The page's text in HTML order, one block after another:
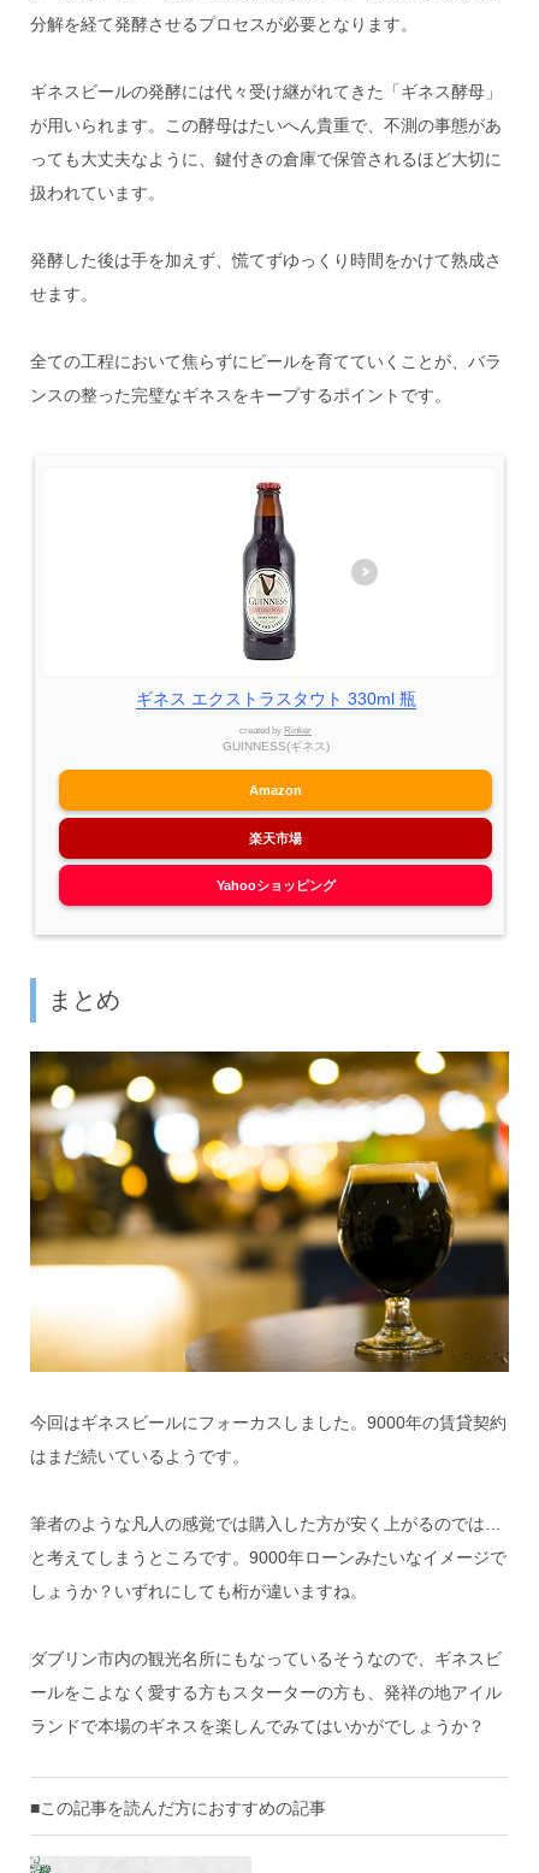
分解を経て発酵させるプロセスが必要となります。
ギネスビールの発酵には代々受け継がれてきた「ギネス酵母」
が用いられます。この酵母はたいへん貴重で、不測の事態があ
っても大丈夫なように、鍵付きの倉庫で保管されるほど大切に
扱われています。
発酵した後は手を加えず、慌てずゆっくり時間をかけて熟成さ
せます。
全ての工程において焦らずにビールを育てていくことが、バラ
ンスの整った完璧なギネスをキープするポイントです。
ギネス エクストラスタウト 330ml 瓶
created by Rinker
GUINNESS(ギネス)
Amazon
楽天市場
Yahooショッピング
まとめ
今回はギネスビールにフォーカスしました。9000年の賃貸契約
はまだ続いているようです。
筆者のような凡人の感覚では購入した方が安く上がるのでは…
と考えてしまうところです。9000年ローンみたいなイメージで
しょうか？いずれにしても桁が違いますね。
ダブリン市内の観光名所にもなっているそうなので、ギネスビ
ールをこよなく愛する方もスターターの方も、発祥の地アイル
ランドで本場のギネスを楽しんでみてはいかがでしょうか？
■この記事を読んだ方におすすめの記事